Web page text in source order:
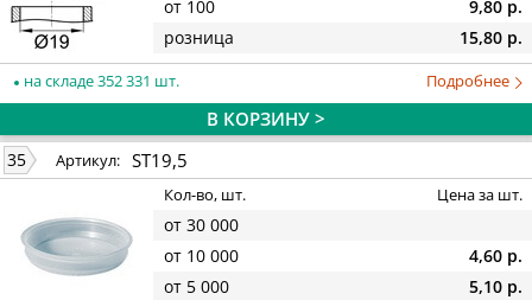
от 100
9,80 р.
розница
15,80 р.
на складе 352 331 шт. Подробнее
В КОРЗИНУ >
35 Артикул: ST19,5
Кол-во, шт. Цена за шт.
от 30 000
от 10 000
4,60 р.
от 5 000
5,10 р.